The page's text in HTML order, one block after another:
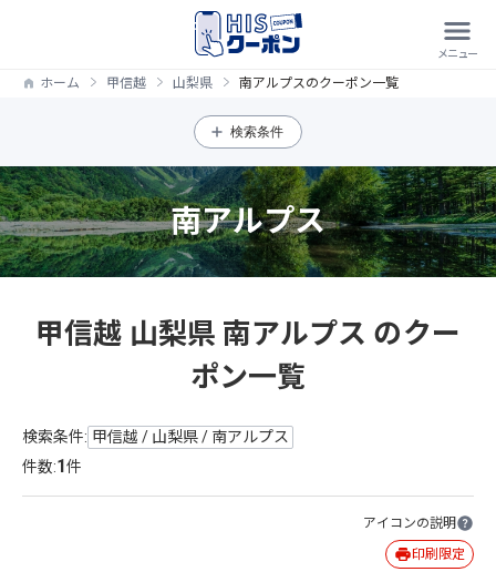
ホーム 甲信越 山梨県 南アルプスのクーポン一覧
検索条件
南アルプス
甲信越 山梨県 南アルプス のクー
ポン一覧
検索条件: 甲信越 / 山梨県 / 南アルプス
件数:1件
アイコンの説明
印刷限定